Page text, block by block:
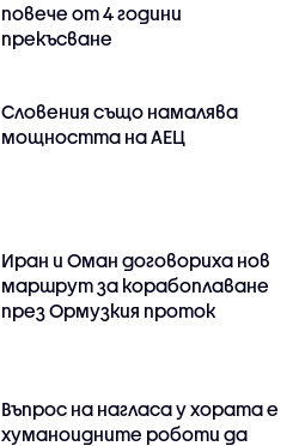
повече от 4 години
прекъсване
Словения също намалява
мощността на АЕЦ
Иран и Оман договориха нов
маршрут за корабоплаване
през Ормузкия проток
Въпрос на нагласа у хората е
хуманоидните роботи да